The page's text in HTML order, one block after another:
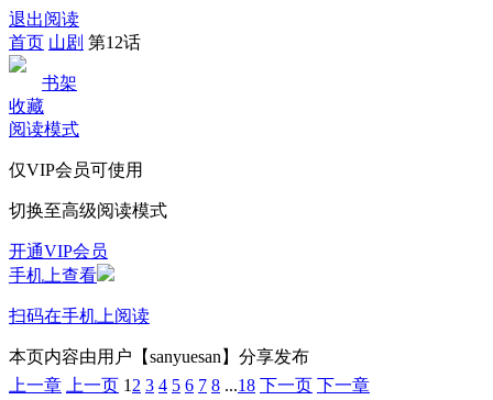
退出阅读
首页 山剧 第12话
书架
收藏
阅读模式
仅VIP会员可使用
切换至高级阅读模式
开通VIP会员
手机上查看
扫码在手机上阅读
本页内容由用户【sanyuesan】分享发布
上一章
上一页 1 2 3 4 5 6 7 8 ...18 下一页 下一章